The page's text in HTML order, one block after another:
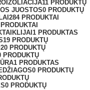
11 PRODUKTŲ
JUOSTOS0 PRODUKTŲ
284 PRODUKTAI
KLIJAI 1 PRODUKTAS
19 PRODUKTŲ
20 PRODUKTŲ
PRODUKTŲ
1 PRODUKTAS
0 PRODUKTŲ
0 PRODUKTŲ